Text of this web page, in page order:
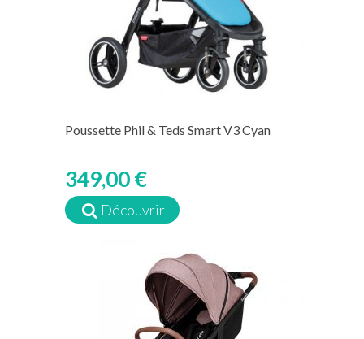
Poussette Phil & Teds Smart V3 Cyan
349,00 €
Découvrir